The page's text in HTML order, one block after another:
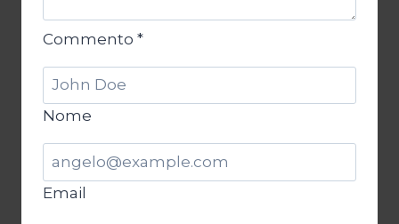
Commento *
Nome
Email